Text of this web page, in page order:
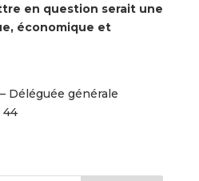
en question serait une
économique et
Déléguée générale
44